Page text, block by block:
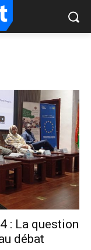
: La question
débat